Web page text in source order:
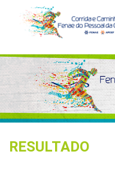
RESULTADO